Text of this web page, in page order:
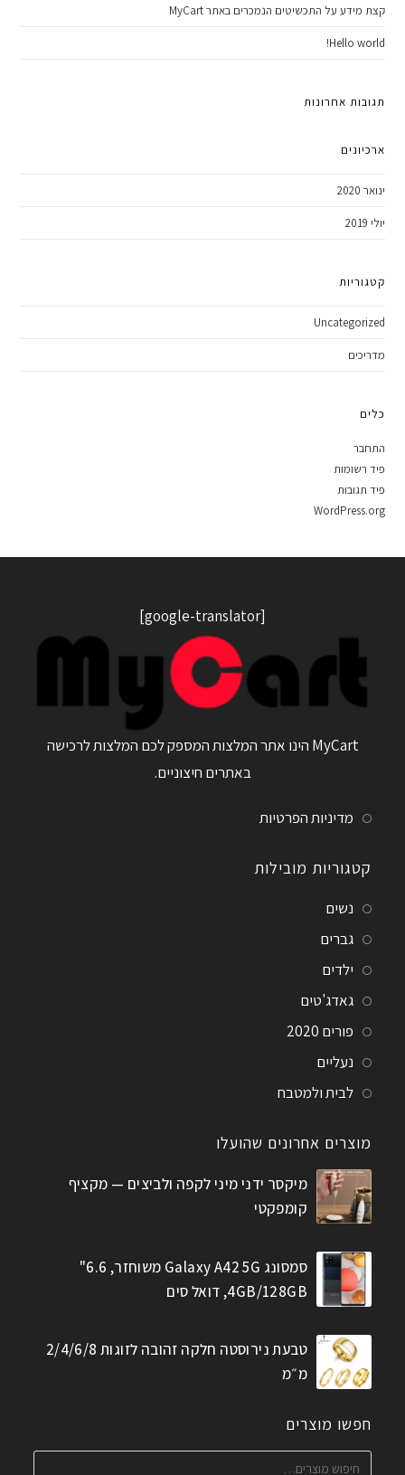
קצת מידע על התכשיטים הנמכרים באתר MyCart
Hello world!
תגובות אחרונות
ארכיונים
ינואר 2020
יולי 2019
קטגוריות
Uncategorized
מדריכים
כלים
התחבר
פיד רשומות
פיד תגובות
WordPress.org
[google-translator]
MyCart הינו אתר המלצות המספק לכם המלצות לרכישה
באתרים חיצוניים.
מדיניות הפרטיות
קטגוריות מובילות
נשים
גברים
ילדים
גאדג'טים
פורים 2020
נעליים
לבית ולמטבח
מוצרים אחרונים שהועלו
מיקסר ידני מיני לקפה ולביצים — מקציף
קומפקטי
סמסונג Galaxy A42 5G משוחזר, 6.6"
4GB/128GB, דואל סים
טבעת נירוסטה חלקה זהובה לזוגות 2/4/6/8
מ״מ
חפשו מוצרים